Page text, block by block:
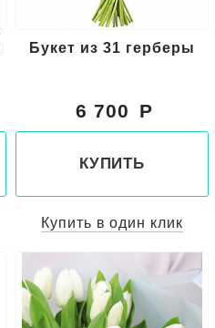
Букет из 31 герберы
6 700
КУПИТЬ
Купить в один клик